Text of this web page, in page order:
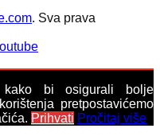
. Sva prava
kako bi osigurali bolje
pretpostavićemo
Prihvati Pročitaj više